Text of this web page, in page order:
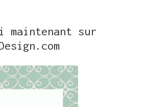
maintenant sur